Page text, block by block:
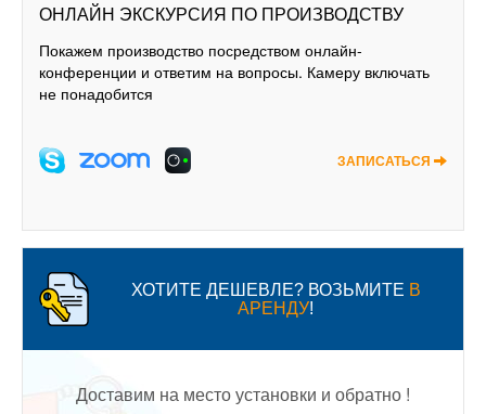
ОНЛАЙН ЭКСКУРСИЯ ПО ПРОИЗВОДСТВУ
Покажем производство посредством онлайн-
конференции и ответим на вопросы. Камеру включать
не понадобится
ЗАПИСАТЬСЯ
ХОТИТЕ ДЕШЕВЛЕ? ВОЗЬМИТЕ В
АРЕНДУ!
Доставим на место установки и обратно !